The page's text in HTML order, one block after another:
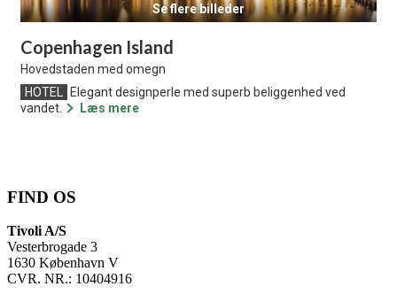
Copenhagen Island
Hovedstaden med omegn
HOTEL
Elegant designperle med superb beliggenhed ved
vandet.
Læs mere
Se flere billeder
FIND OS
Tivoli A/S
Vesterbrogade 3
1630 København V
CVR. NR.: 10404916